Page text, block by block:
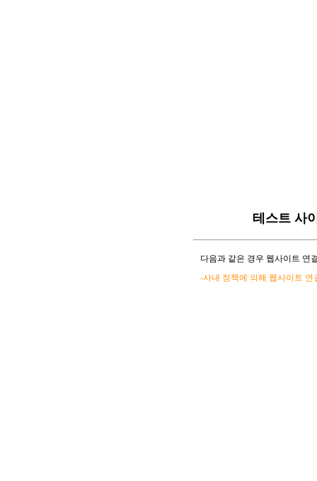
테스트 사
다음과 같은 경우 웹사이트 연
-사내 정책에 의해 웹사이트